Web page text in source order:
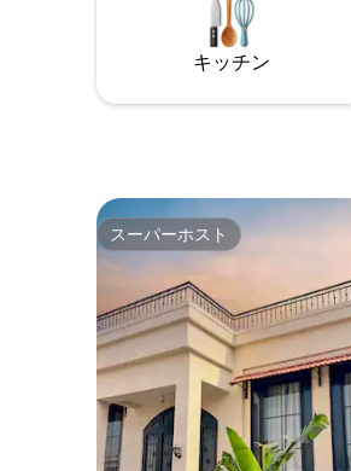
キッチン
スーパーホスト
スーパーホスト